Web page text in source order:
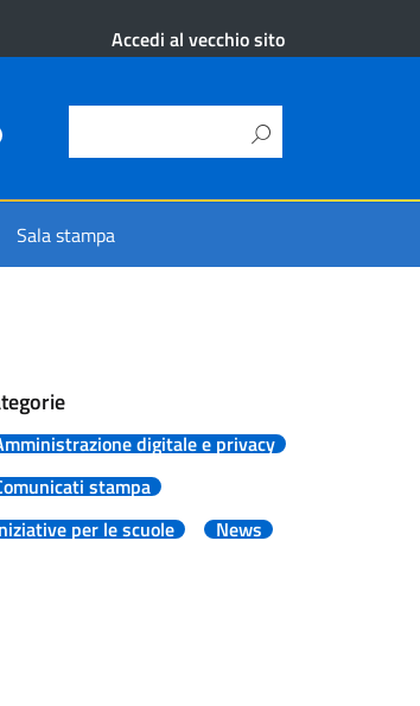
Accedi al vecchio sito
Sala stampa
digitale e privacy
stampa
per le scuole
News